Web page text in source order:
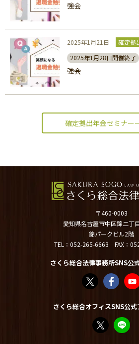
強会
2025年1月21日
確定拠
2025年1月28日開催終了
強会
確定拠出年金セミナー
〒460-0003
愛知県名古屋市中区錦二丁
錦パークビル2階
TEL： 052-265-6663 FAX：
さくら総合法律事務所SNS公
さくら総合法
さくら
さくら総合オフィスSNS公
FP竹内美
教